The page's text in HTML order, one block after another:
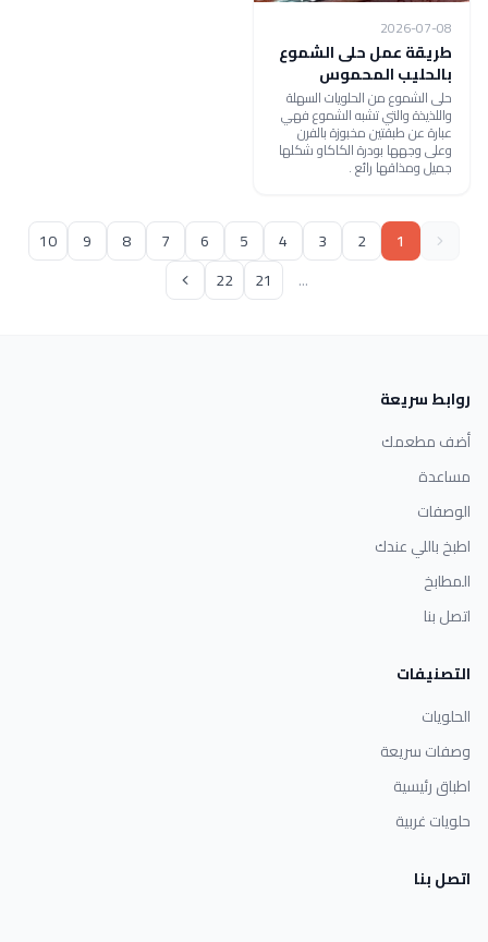
2026-07-08
طريقة عمل حلى الشموع
بالحليب المحموس
حلى الشموع من الحلويات السهلة
واللذيذة والتي تشبه الشموع فهي
عبارة عن طبقتين مخبوزة بالفرن
وعلى وجهها بودرة الكاكاو شكلها
جميل ومذاقها رائع .
1
2
3
4
5
6
7
8
9
10
...
21
22
روابط سريعة
أضف مطعمك
مساعدة
الوصفات
اطبخ باللي عندك
المطابخ
اتصل بنا
التصنيفات
الحلويات
وصفات سريعة
اطباق رئيسية
حلويات غربية
اتصل بنا